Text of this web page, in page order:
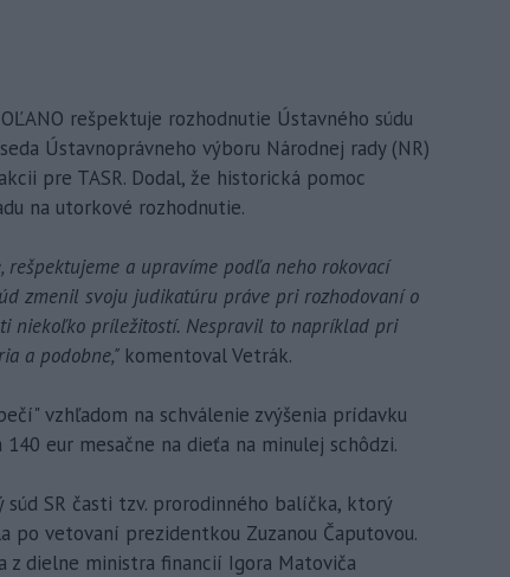
rešpektuje rozhodnutie Ústavného súdu
Ústavnoprávneho výboru Národnej rady (NR)
pre TASR. Dodal, že historická pomoc
na utorkové rozhodnutie.
rešpektujeme a upravíme podľa neho rokovací
zmenil svoju judikatúru práve pri rozhodovaní o
niekoľko príležitostí. Nespravil to napríklad pri
a podobne," komentoval Vetrák.
vzhľadom na schválenie zvýšenia prídavku
eur mesačne na dieťa na minulej schôdzi.
SR časti tzv. prorodinného balíčka, ktorý
po vetovaní prezidentkou Zuzanou Čaputovou.
z dielne ministra financií Igora Matoviča